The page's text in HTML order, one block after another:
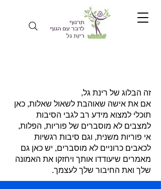
זה הבלוג של רינת גל,
אם את אישה שאוהבת לשאול שאלות, כאן
תוכלי למצוא מידע רב לגבי הסיבות
למצבים לא מוסברים של פוריות, הפלות,
אי פוריות משנית, וגם סיבות רגשיות
לכאבים כרוניים לא מוסברים, יש כאן גם
מאמרים שיעודדו אותך ויחזקו את האמונה
שלך ואת החיבור שלך לעצמך.